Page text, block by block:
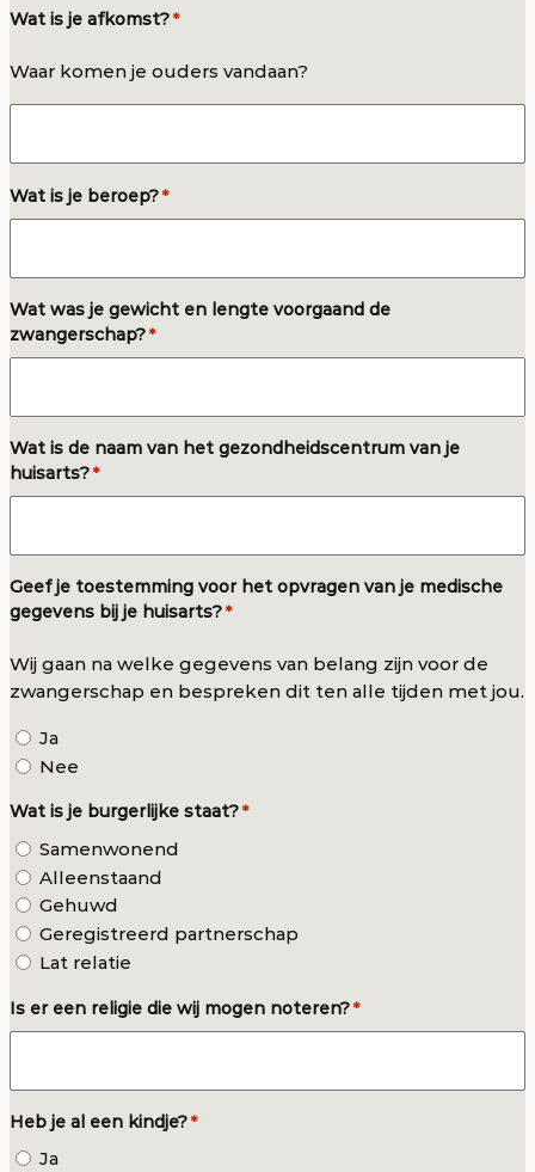
Wat is je afkomst? *
Waar komen je ouders vandaan?
Wat is je beroep? *
Wat was je gewicht en lengte voorgaand de
zwangerschap? *
Wat is de naam van het gezondheidscentrum van je
huisarts? *
Geef je toestemming voor het opvragen van je medische
gegevens bij je huisarts? *
Wij gaan na welke gegevens van belang zijn voor de
zwangerschap en bespreken dit ten alle tijden met jou.
Ja
Nee
Wat is je burgerlijke staat? *
Samenwonend
Alleenstaand
Gehuwd
Geregistreerd partnerschap
Lat relatie
Is er een religie die wij mogen noteren? *
Heb je al een kindje? *
Ja